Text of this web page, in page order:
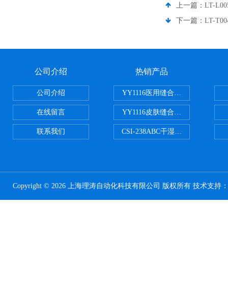
上一篇： LT-
下一篇： LT-
公司介绍
公司介绍
在线留言
联系我们
热销产品
YY1116医用缝合线线径试验仪
YY1116皮肤缝合线线径测量仪
CSI-238ABC干湿电动摩擦色牢度
Copyright © 2026 上海理涛自动化科技有限公司 版权所有 技术支持：